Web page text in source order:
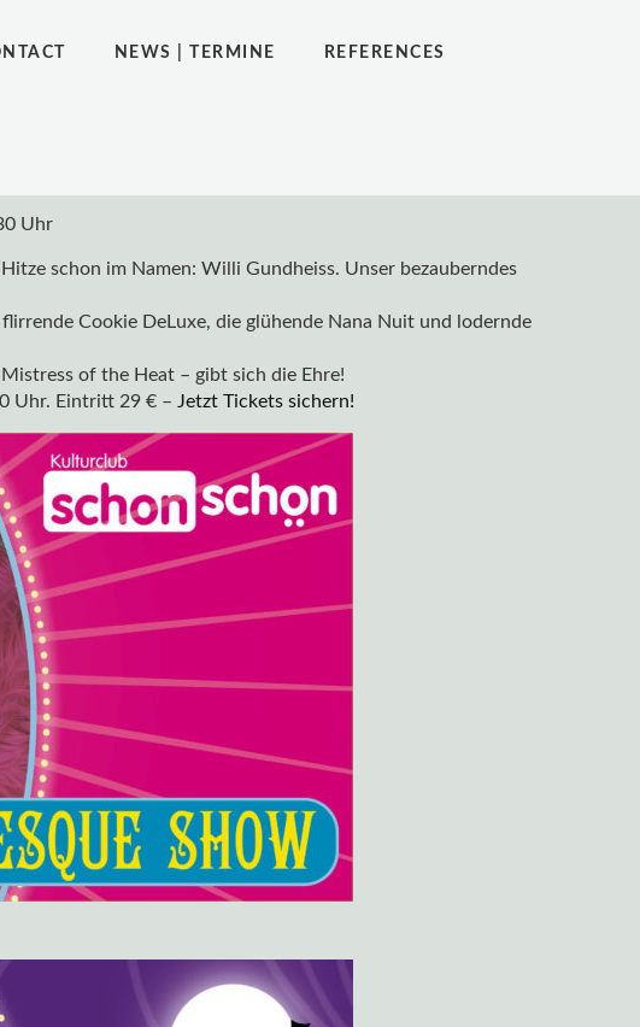
NEWS | TERMINE REFERENCES
Uhr
schon im Namen: Willi Gundheiss. Unser bezauberndes
Cookie DeLuxe, die glühende Nana Nuit und lodernde
of the Heat – gibt sich die Ehre!
Uhr. Eintritt 29 € – Jetzt Tickets sichern!